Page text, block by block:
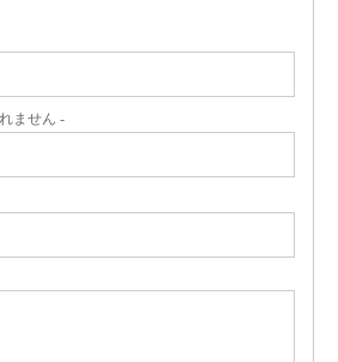
ません -